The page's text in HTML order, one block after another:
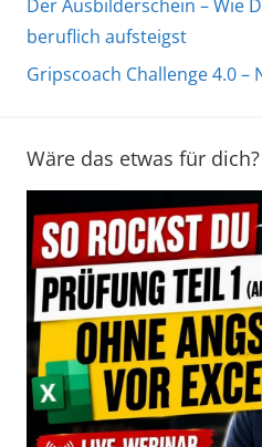
Der Ausbilderschein – Wie
beruflich aufsteigst
Gripscoach Challenge 4.0 –
Wäre das etwas für dich?